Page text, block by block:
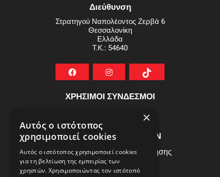
Διεύθυνση
Στρατηγού Ναπολέοντος Ζερβά 6
Θεσσαλονίκη
Ελλάδα
T.K.: 54640
ΧΡΗΣΙΜΟΙ ΣΥΝΔΕΣΜΟΙ
ΕΞΥΠΗΡΕΤΗΣΗ ΠΕΛΑΤΩΝ
Πολιτική Δεδομένων - Όροι Χρήσης
Πολιτική Επιστροφών
×
Αυτός ο ιστότοπος
χρησιμοποιεί cookies
Αυτός ο ιστότοπος χρησιμοποιεί cookies
για τη βελτίωση της εμπειρίας των
χρηστών. Χρησιμοποιώντας τον ιστότοπό